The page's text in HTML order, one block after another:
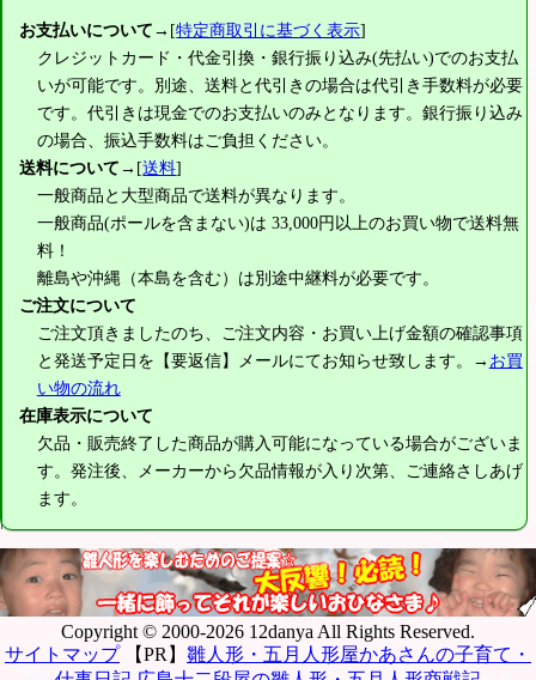
お支払いについて→[特定商取引に基づく表示]
クレジットカード・代金引換・銀行振り込み(先払い)でのお支払
いが可能です。別途、送料と代引きの場合は代引き手数料が必要
です。代引きは現金でのお支払いのみとなります。銀行振り込み
の場合、振込手数料はご負担ください。
送料について→[送料]
一般商品と大型商品で送料が異なります。
一般商品(ポールを含まない)は 33,000円 以上のお買い物で送料無
料！
離島や沖縄（本島を含む）は別途中継料が必要です。
ご注文について
ご注文頂きましたのち、ご注文内容・お買い上げ金額の確認事項
と発送予定日を【要返信】メールにてお知らせ致します。→ お買
い物の流れ
在庫表示について
欠品・販売終了した商品が購入可能になっている場合がございま
す。発注後、メーカーから欠品情報が入り次第、ご連絡さしあげ
ます。
Copyright © 2000-2026 12danya All Rights Reserved.
サイトマップ
【PR】 雛人形・五月人形屋かあさんの子育て・